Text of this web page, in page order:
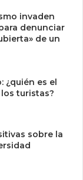
invaden
denunciar
de un
¿quién es el
turistas?
sobre la